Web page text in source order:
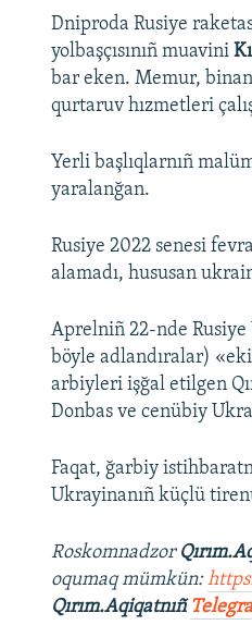
Dniproda Rusiye
yolbaşçısınıñ muavini
bar eken. Memur,
qurtaruv hızmetleri
Yerli başlıqlarnıñ
yaralanğan.
Rusiye 2022 senesi
alamadı, hususan
Aprelniñ 22-nde
böyle adlandıralar)
arbiyleri işğal etilgen
Donbas ve cenübiy
Faqat, ğarbiy
Ukrayinanıñ küçlü
Roskomnadzor
oqumaq mümkün:
Qırım.Aqiqatnıñ